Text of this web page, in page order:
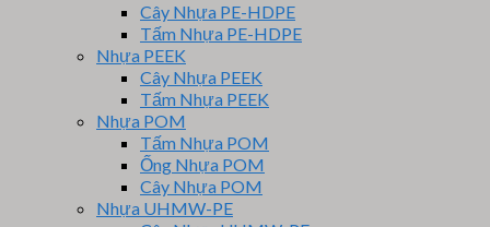
Cây Nhựa PE-HDPE
Tấm Nhựa PE-HDPE
Nhựa PEEK
Cây Nhựa PEEK
Tấm Nhựa PEEK
Nhựa POM
Tấm Nhựa POM
Ống Nhựa POM
Cây Nhựa POM
Nhựa UHMW-PE